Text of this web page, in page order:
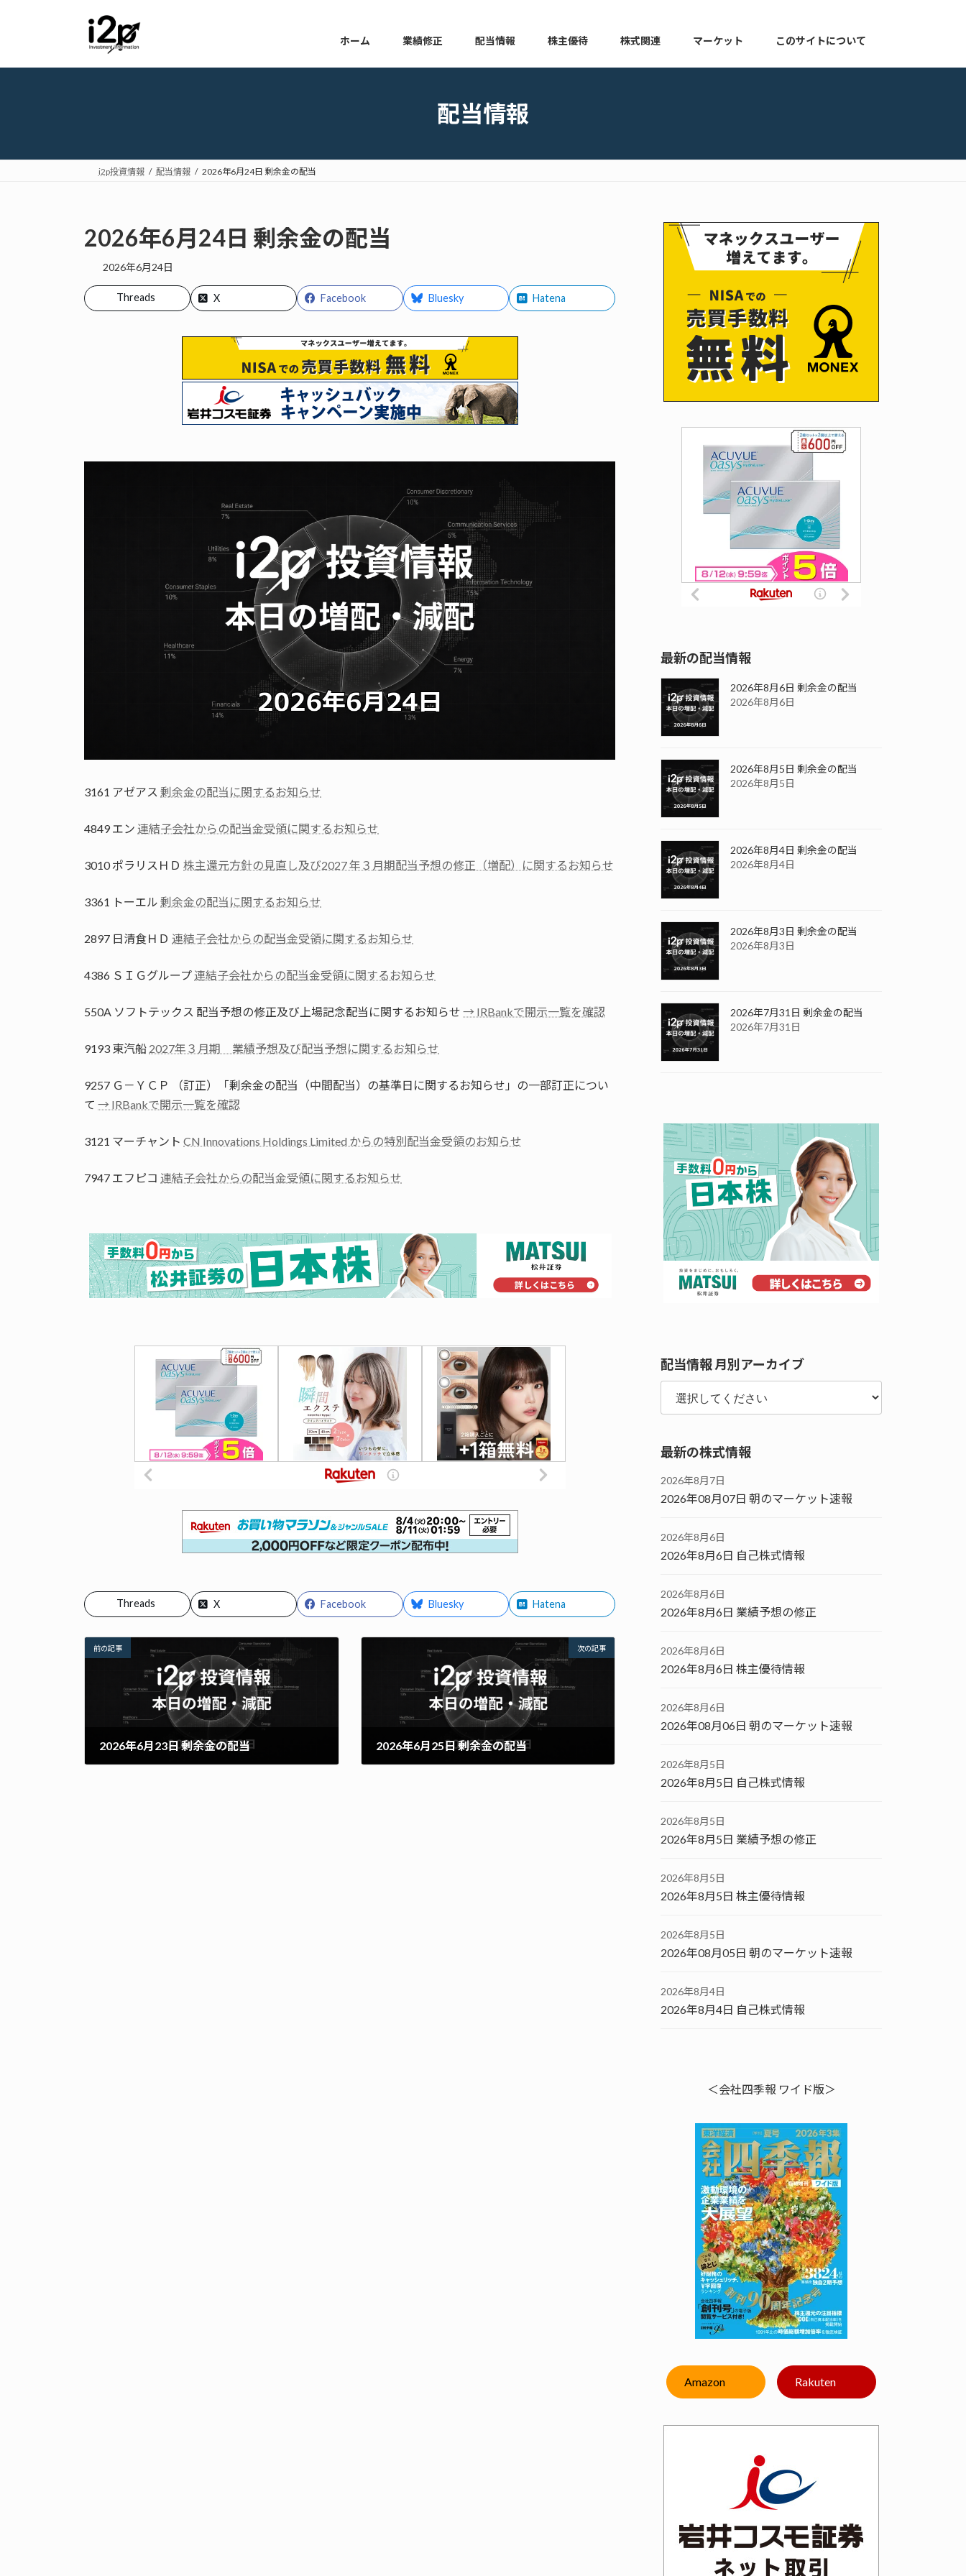
プ
動
ホーム 業績修正 配当情報 株主優待 株式関連 マーケット このサイトについて
配当情報
i2p投資情報 配当情報 2026年6月24日 剰余金の配当
2026年6月24日 剰余金の配当
2026年6月24日
Facebook
X Bluesky
Threads Hatena
3161 アゼアス 剰余金の配当に関するお知らせ
4849 エン 連結子会社からの配当金受領に関するお知らせ
3010 ポラリスＨＤ 株主還元方針の見直し及び2027 年３月期配当予想の修正（増配）に関するお知らせ
3361 トーエル 剰余金の配当に関するお知らせ
2897 日清食ＨＤ 連結子会社からの配当金受領に関するお知らせ
4386 ＳＩＧグループ 連結子会社からの配当金受領に関するお知らせ
550A ソフトテックス 配当予想の修正及び上場記念配当に関するお知らせ → IRBankで開示一覧を確認
9193 東汽船 2027年３月期 業績予想及び配当予想に関するお知らせ
9257 Ｇ－ＹＣＰ （訂正）「剰余金の配当（中間配当）の基準日に関するお知らせ」の一部訂正につい
て → IRBankで開示一覧を確認
3121 マーチャント CN Innovations Holdings Limited からの特別配当金受領のお知らせ
7947 エフピコ 連結子会社からの配当金受領に関するお知らせ
Facebook
X Bluesky
Threads Hatena
前の記事
2026年6月23日 剰余金の配当
次の記事
2026年6月25日 剰余金の配当
最新の配当情報
2026年8月6日 剰余金の配当
2026年8月6日
2026年8月5日 剰余金の配当
2026年8月5日
2026年8月4日 剰余金の配当
2026年8月4日
2026年8月3日 剰余金の配当
2026年8月3日
2026年7月31日 剰余金の配当
2026年7月31日
配当情報 月別アーカイブ
最新の株式情報
2026年8月7日
2026年08月07日 朝のマーケット速報
2026年8月6日
2026年8月6日 自己株式情報
2026年8月6日
2026年8月6日 業績予想の修正
2026年8月6日
2026年8月6日 株主優待情報
2026年8月6日
2026年08月06日 朝のマーケット速報
2026年8月5日
2026年8月5日 自己株式情報
2026年8月5日
2026年8月5日 業績予想の修正
2026年8月5日
2026年8月5日 株主優待情報
2026年8月5日
2026年08月05日 朝のマーケット速報
2026年8月4日
2026年8月4日 自己株式情報
＜会社四季報 ワイド版＞
Amazon Rakuten